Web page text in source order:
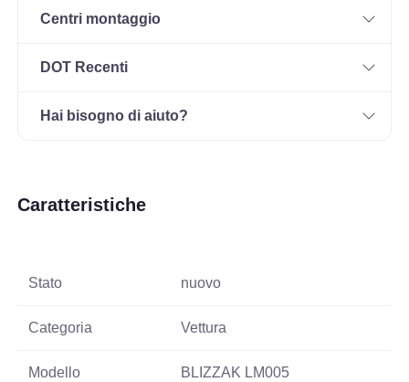
Centri montaggio
DOT Recenti
Hai bisogno di aiuto?
Caratteristiche
Stato nuovo
Categoria Vettura
Modello BLIZZAK LM005